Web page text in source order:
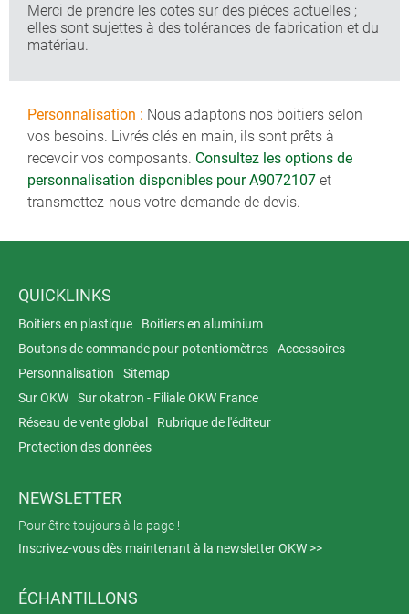
Merci de prendre les cotes sur des pièces actuelles ;
elles sont sujettes à des tolérances de fabrication et du
matériau.
Personnalisation : Nous adaptons nos boitiers selon
vos besoins. Livrés clés en main, ils sont prêts à
recevoir vos composants. Consultez les options de
personnalisation disponibles pour A9072107 et
transmettez-nous votre demande de devis.
QUICKLINKS
Boitiers en plastique
Boitiers en aluminium
Boutons de commande pour potentiomètres
Accessoires
Personnalisation
Sitemap
Sur OKW
Sur okatron - Filiale OKW France
Réseau de vente global
Rubrique de l'éditeur
Protection des données
NEWSLETTER
Pour être toujours à la page !
Inscrivez-vous dès maintenant à la newsletter OKW >>
ÉCHANTILLONS